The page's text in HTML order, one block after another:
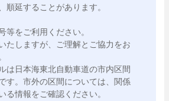
順延することがあります。
等をご利用ください。
たしますが、ご理解とご協力をお
は日本海東北自動車道の市内区間
す。市外の区間については、関係
る情報をご確認ください。